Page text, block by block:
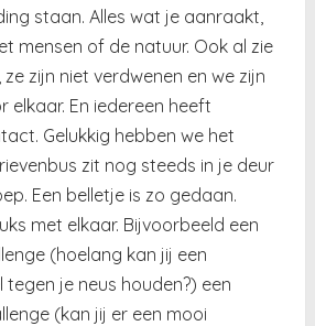
staan. Alles wat je aanraakt,
mensen of de natuur. Ook al zie
zijn niet verdwenen en we zijn
elkaar. En iedereen heeft
Gelukkig hebben we het
zit nog steeds in je deur
Een belletje is zo gedaan.
met elkaar. Bijvoorbeeld een
(hoelang kan jij een
je neus houden?) een
(kan jij er een mooi